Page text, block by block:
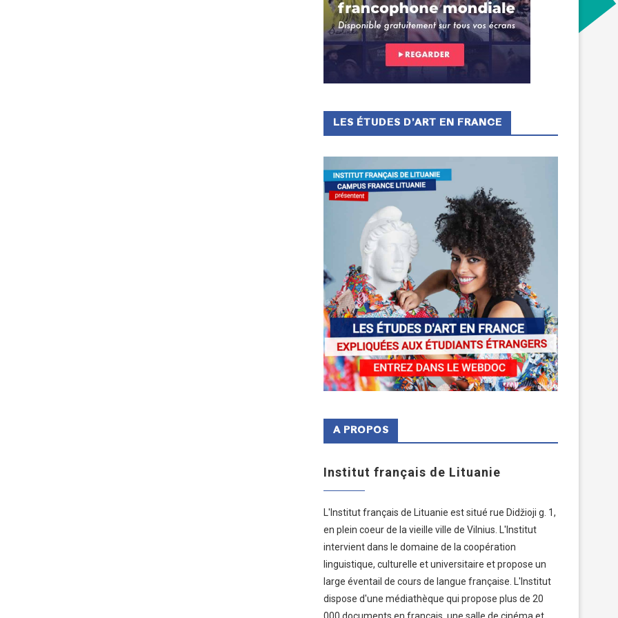
LES ÉTUDES D’ART EN FRANCE
A PROPOS
Institut français de Lituanie
L'Institut français de Lituanie est situé rue Didžioji g. 1,
en plein coeur de la vieille ville de Vilnius. L'Institut
intervient dans le domaine de la coopération
linguistique, culturelle et universitaire et propose un
large éventail de cours de langue française. L'Institut
dispose d'une médiathèque qui propose plus de 20